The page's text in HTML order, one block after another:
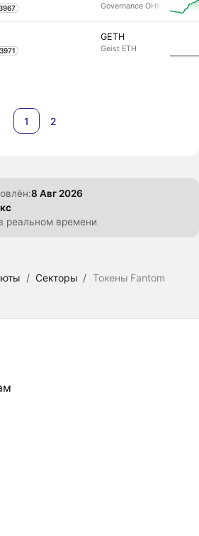
Governance OHM
GETH
Geist ETH
1 2
8 Авг 2026
реальном времени
/ Секторы / Токены Fantom